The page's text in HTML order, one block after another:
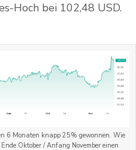
Hoch bei 102,48 USD.
6 Monaten knapp 25% gewonnen. Wie
Oktober / Anfang November einen